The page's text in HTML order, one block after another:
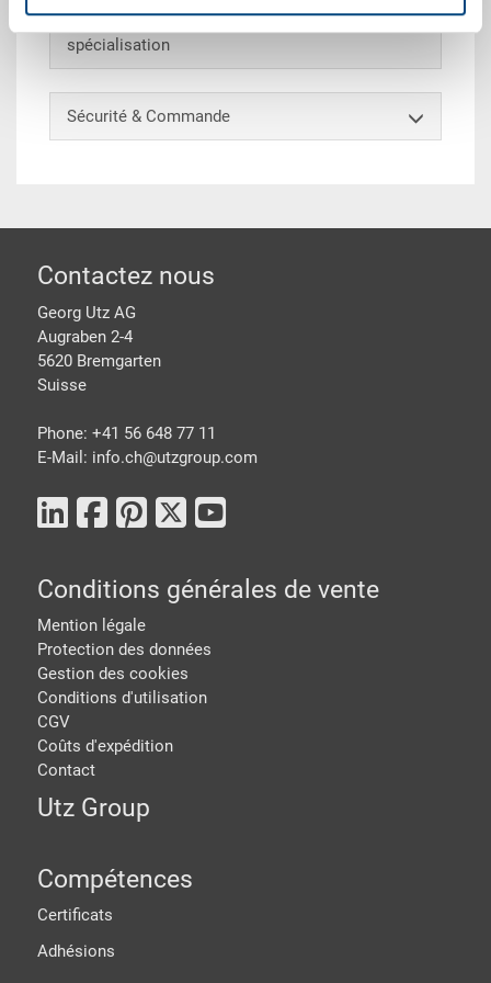
Modèles spéciaux - Notre domaine de
spécialisation
Sécurité & Commande
pied de page
Contactez nous
Georg Utz AG
Augraben 2-4
5620 Bremgarten
Suisse
Phone: +41 56 648 77 11
E-Mail: info.ch@utzgroup.com
Conditions générales de vente
Mention légale
Protection des données
Gestion des cookies
Conditions d'utilisation
CGV
Coûts d'expédition
Contact
Utz Group
Compétences
Certificats
Adhésions